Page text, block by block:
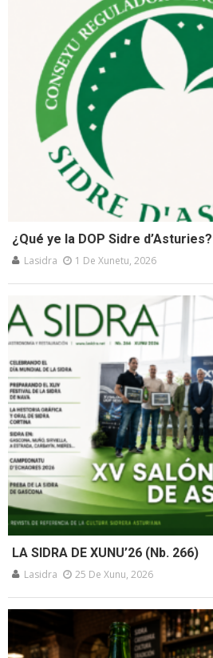
¿Qué ye la DOP Sidre d’Asturies?
Lasidra 1 De Xunetu, 2026
LA SIDRA DE XUNU’26 (Nb. 266)
Lasidra 25 De Xunu, 2026